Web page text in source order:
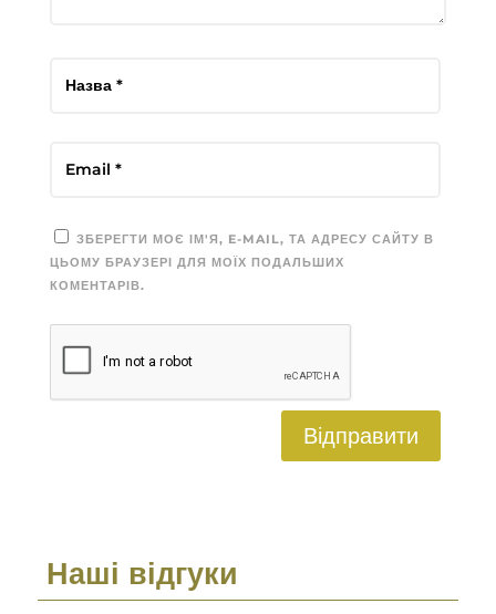
ЗБЕРЕГТИ МОЄ ІМ'Я, E-MAIL, ТА АДРЕСУ САЙТУ В
ЦЬОМУ БРАУЗЕРІ ДЛЯ МОЇХ ПОДАЛЬШИХ
КОМЕНТАРІВ.
Відправити
Наші відгуки